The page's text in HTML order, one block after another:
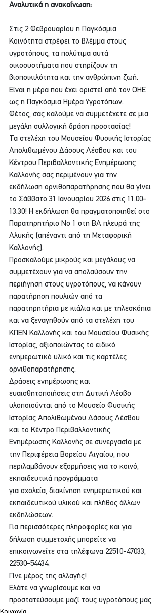
Αναλυτικά η ανακοίνωση:
Στις 2 Φεβρουαρίου η Παγκόσμια
Κοινότητα στρέφει το βλέμμα στους
υγροτόπους, τα πολύτιμα αυτά
οικοσυστήματα που στηρίζουν τη
βιοποικιλότητα και την ανθρώπινη ζωή.
Είναι η μέρα που έχει οριστεί από τον ΟΗΕ
ως η Παγκόσμια Ημέρα Υγροτόπων.
Φέτος, σας καλούμε να συμμετέχετε σε μια
μεγάλη συλλογική δράση προστασίας!
Τα στελέχη του Μουσείου Φυσικής Ιστορίας
Απολιθωμένου Δάσους Λέσβου και του
Κέντρου Περιβαλλοντικής Ενημέρωσης
Καλλονής σας περιμένουν για την
εκδήλωση ορνιθοπαρατήρησης που θα γίνει
το Σάββατο 31 Ιανουαρίου 2026 στις 11.00-
13.30! Η εκδήλωση θα πραγματοποιηθεί στο
Παρατηρητήριο Νο 1 στη ΒΑ πλευρά της
Αλυκής (απέναντι από τη Μεταφορική
Καλλονής).
Προσκαλούμε μικρούς και μεγάλους να
συμμετέχουν για να απολαύσουν την
περιήγηση στους υγροτόπους, να κάνουν
παρατήρηση πουλιών από τα
παρατηρητήρια με κιάλια και με τηλεσκόπια
και να ξεναγηθούν από τα στελέχη του
ΚΠΕΝ Καλλονής και του Μουσείου Φυσικής
Ιστορίας, αξιοποιώντας το ειδικό
ενημερωτικό υλικό και τις καρτέλες
ορνιθοπαρατήρησης.
Δράσεις ενημέρωσης και
ευαισθητοποιήσεις στη Δυτική Λέσβο
υλοποιούνται από το Μουσείο Φυσικής
Ιστορίας Απολιθωμένου Δάσους Λέσβου
και το Κέντρο Περιβαλλοντικής
Ενημέρωσης Καλλονής σε συνεργασία με
την Περιφέρεια Βορείου Αιγαίου, που
περιλαμβάνουν εξορμήσεις για το κοινό,
εκπαιδευτικά προγράμματα
για σχολεία, διακίνηση ενημερωτικού και
εκπαιδευτικού υλικού και πλήθος άλλων
εκδηλώσεων.
Για περισσότερες πληροφορίες και για
δήλωση συμμετοχής μπορείτε να
επικοινωνείτε στα τηλέφωνα 22510-47033,
22530-54434.
Γίνε μέρος της αλλαγής!
Ελάτε να γνωρίσουμε και να
προστατεύσουμε μαζί τους υγροτόπους μας